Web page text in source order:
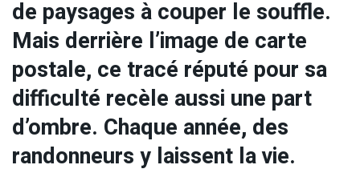
de paysages à couper le souffle.
Mais derrière l’image de carte
postale, ce tracé réputé pour sa
difficulté recèle aussi une part
d’ombre. Chaque année, des
randonneurs y laissent la vie.